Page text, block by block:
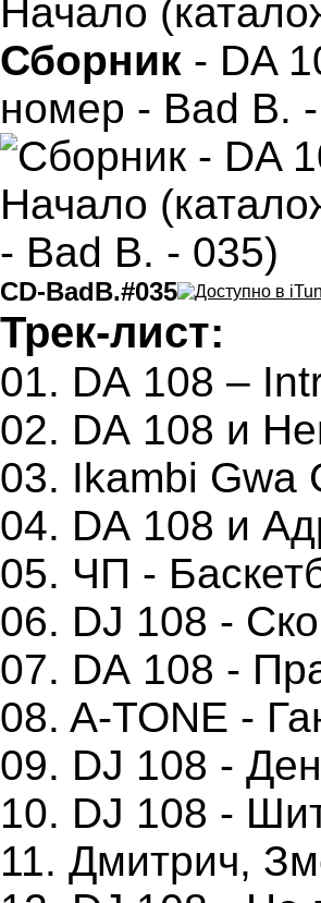
Начало
Сборник - DA
номер - Bad B.
CD-BadB.#035
Трек-лист:
01. DА 108 –
02. DА 108 и
03. Ikambi Gwa
04. DА 108 и
05. ЧП -
06. DJ 108 -
07. DА 108 -
08. A-TONE -
09. DJ 108 -
10. DJ 108 -
11. Дмитрич,